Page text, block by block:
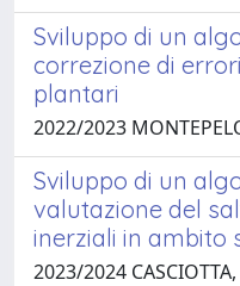
Sviluppo di un
correzione di
plantari
2022/2023
Sviluppo di un
valutazione del
inerziali in ambito
2023/2024